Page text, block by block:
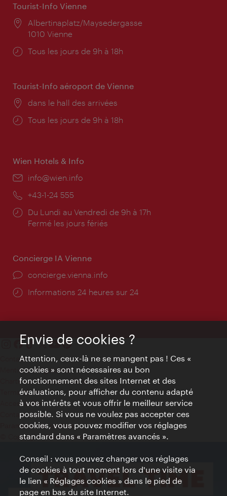
Tourist-Info Vienne
Lieu:
Albertinaplatz/Maysedergasse
1010 Vienne
Horaires
Tous les jours de 9h à 18h
Tourist-Info aéroport de Vienne
Lieu:
dans le hall des arrivées
Horaires
Tous les jours de 9h à 18h
Wien Hotels & Info
E-
info@wien.info
Téléphone:
+43-1-24 555
Horaires
d'ouverture:
Du Lundi au Vendredi de 9h à 17h
Fermé les jours fériés
Concierge IA Vienne
Ort:
concierge.vienna.info
Öffnungszeiten:
Informations 24 heures sur 24
Contact
Mentions obligatoires
Charte sur le respect de la vie privée
Terms of Use
Accessibilité
Contact presse
Paramètres de cookies
© Copyright WienTourismus
Envie de cookies ?
Attention, ceux-là ne se mangent pas ! Ces «
cookies » sont nécessaires au bon
fonctionnement des sites Internet et des
évaluations, pour afficher du contenu adapté
à vos intérêts et vous offrir le meilleur service
possible. Si vous ne voulez pas accepter ces
cookies, vous pouvez modifier vos réglages
standard dans « Paramètres avancés ».
Conseil : vous pouvez changer vos réglages
de cookies à tout moment lors d'une visite via
le lien « Réglages cookies » dans le pied de
page en bas du site Internet.